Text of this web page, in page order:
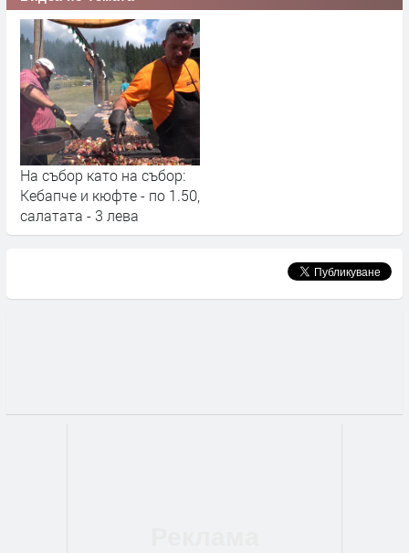
На събор като на събор:
Кебапче и кюфте - по 1.50,
салатата - 3 лева